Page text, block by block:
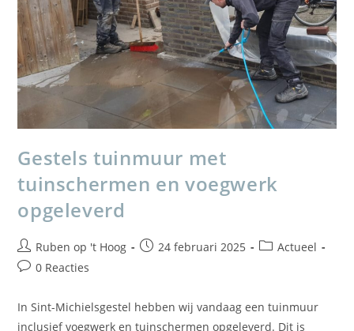
Gestels tuinmuur met
tuinschermen en voegwerk
opgeleverd
Ruben op 't Hoog 24 februari 2025
Actueel
0 Reacties
In Sint-Michielsgestel hebben wij vandaag een tuinmuur
inclusief voegwerk en tuinschermen opgeleverd. Dit is